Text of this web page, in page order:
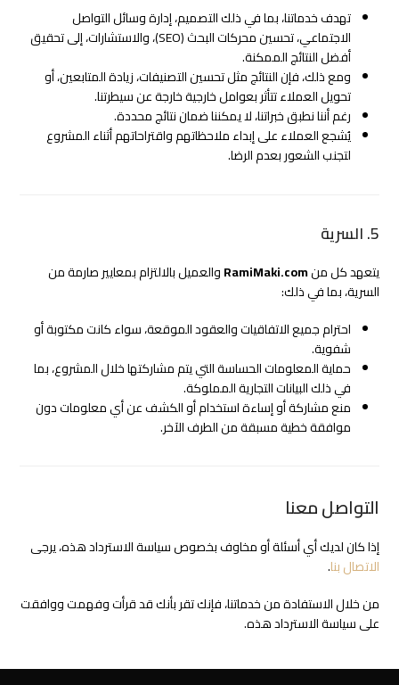
تهدف خدماتنا، بما في ذلك التصميم، إدارة وسائل التواصل
الاجتماعي، تحسين محركات البحث (SEO)، والاستشارات، إلى تحقيق
أفضل النتائج الممكنة.
ومع ذلك، فإن النتائج مثل تحسين التصنيفات، زيادة المتابعين، أو
تحويل العملاء تتأثر بعوامل خارجية خارجة عن سيطرتنا.
رغم أننا نطبق خبراتنا، لا يمكننا ضمان نتائج محددة.
يُشجع العملاء على إبداء ملاحظاتهم واقتراحاتهم أثناء المشروع
لتجنب الشعور بعدم الرضا.
5. السرية
يتعهد كل منRamiMaki.comوالعميل بالالتزام بمعايير صارمة من
السرية، بما في ذلك:
احترام جميع الاتفاقيات والعقود الموقعة، سواء كانت مكتوبة أو
شفوية.
حماية المعلومات الحساسة التي يتم مشاركتها خلال المشروع، بما
في ذلك البيانات التجارية المملوكة.
منع مشاركة أو إساءة استخدام أو الكشف عن أي معلومات دون
موافقة خطية مسبقة من الطرف الآخر.
التواصل معنا
إذا كان لديك أي أسئلة أو مخاوف بخصوص سياسة الاسترداد هذه، يرجى
الاتصال بنا.
من خلال الاستفادة من خدماتنا، فإنك تقر بأنك قد قرأت وفهمت ووافقت
على سياسة الاسترداد هذه.